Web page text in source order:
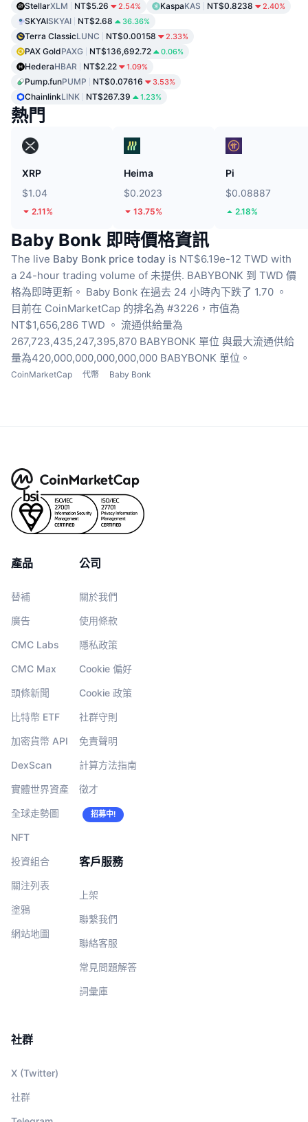
StellarXLM NT$5.26 2.54% KaspaKAS NT$0.8238 2.40%
SKYAISKYAI NT$2.68 36.36%
Terra ClassicLUNC NT$0.00158 2.33%
PAX GoldPAXG NT$136,692.72 0.06%
HederaHBAR NT$2.22 1.09%
Pump.funPUMP NT$0.07616 3.53%
ChainlinkLINK NT$267.39 1.23%
熱門
XRP
$1.04
2.11%
Heima
$0.2023
13.75%
Pi
$0.08887
2.18%
Baby Bonk 即時價格資訊
The live Baby Bonk price today is NT$6.19e-12 TWD with
a 24-hour trading volume of 未提供. BABYBONK 到 TWD 價
格為即時更新。 Baby Bonk 在過去 24 小時內下跌了 1.70 。
目前在 CoinMarketCap 的排名為 #3226，市值為
NT$1,656,286 TWD 。 流通供給量為
267,723,435,247,395,870 BABYBONK 單位 與最大流通供給
量為420,000,000,000,000,000 BABYBONK 單位。
CoinMarketCap 代幣 Baby Bonk
產品
替補
廣告
CMC Labs
CMC Max
頭條新聞
比特幣 ETF
加密貨幣 API
DexScan
實體世界資產
全球走勢圖
NFT
投資組合
關注列表
塗鴉
網站地圖
公司
關於我們
使用條款
隱私政策
Cookie 偏好
Cookie 政策
社群守則
免責聲明
計算方法指南
徵才
招募中!
客戶服務
上架
聯繫我們
聯絡客服
常見問題解答
詞彙庫
社群
X (Twitter)
社群